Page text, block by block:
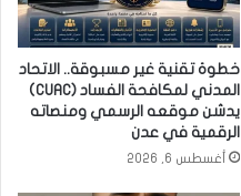
خطوة تقنية غير مسبوقة.. الاتحاد
المدني لمكافحة الفساد (CUAC)
يدشن موقعه الرسمي ومنصاته
الرقمية في عدن
أغسطس 6, 2026